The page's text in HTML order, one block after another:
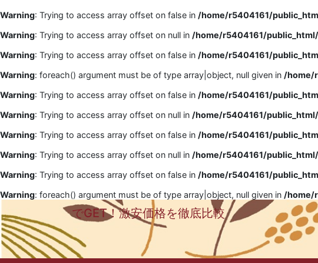
Warning: Trying to access array offset on false in /home/r5404161/
Warning: Trying to access array offset on null in /home/r5404161/
Warning: Trying to access array offset on false in /home/r5404161/
Warning: foreach() argument must be of type array|object, null given in /home/
Warning: Trying to access array offset on false in /home/r5404161/
Warning: Trying to access array offset on null in /home/r5404161/
Warning: Trying to access array offset on false in /home/r5404161/
Warning: Trying to access array offset on null in /home/r5404161/
Warning: Trying to access array offset on false in /home/r5404161/
Warning: foreach() argument must be of type array|object, null given in /home/
でGET！激安価格を徹底比較